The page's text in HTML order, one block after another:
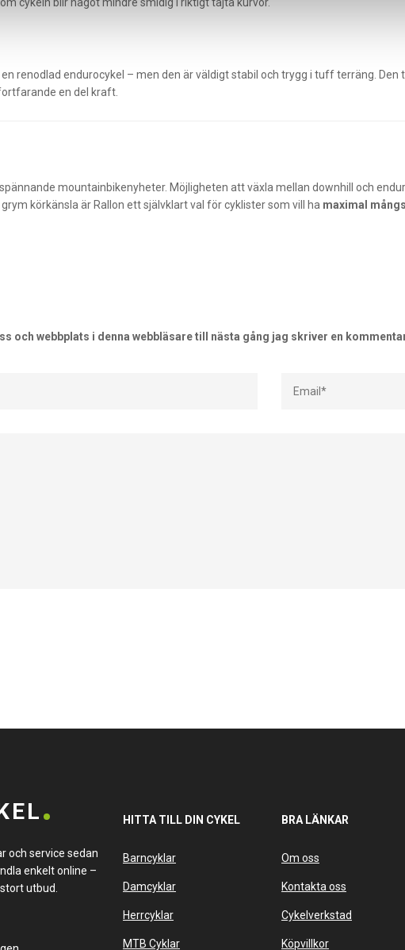
renodlad endurocykel – men den är väldigt stabil och trygg i tuff terräng.
en del kraft.
mountainbikenyheter. Möjligheten att växla mellan downhill och
körkänsla är Rallon ett självklart val för cyklister som vill ha maximal
och webbplats i denna webbläsare till nästa gång jag skriver en
och service sedan
enkelt online –
utbud.
HITTA TILL DIN CYKEL
Barncyklar
Damcyklar
Herrcyklar
MTB Cyklar
BRA LÄNKAR
Om oss
Kontakta oss
Cykelverkstad
Köpvillkor